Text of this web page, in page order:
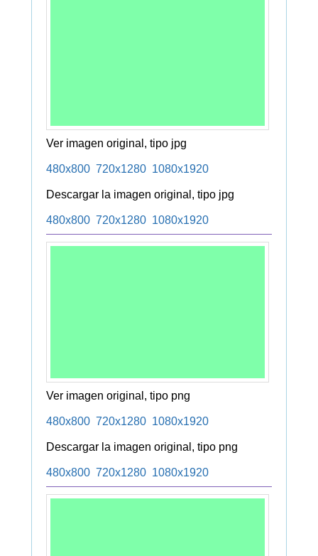
Ver imagen original, tipo jpg
480x800 720x1280 1080x1920
Descargar la imagen original, tipo jpg
480x800 720x1280 1080x1920
Ver imagen original, tipo png
480x800 720x1280 1080x1920
Descargar la imagen original, tipo png
480x800 720x1280 1080x1920